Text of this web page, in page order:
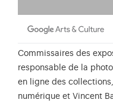
Commissaires des
responsable de la
en ligne des
numérique et Vincent